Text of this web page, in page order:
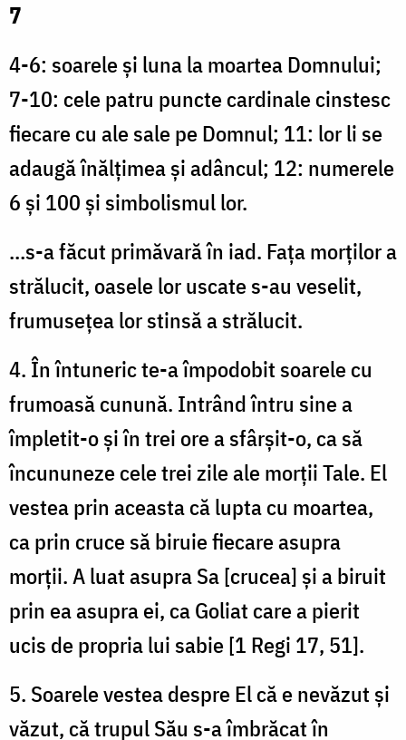
7
4-6: soarele și luna la moartea Domnului;
7-10: cele patru puncte cardinale cinstesc
fiecare cu ale sale pe Domnul; 11: lor li se
adaugă înălțimea și adâncul; 12: numerele
6 și 100 și simbolismul lor.
…s-a făcut primăvară în iad. Fața morților a
strălucit, oasele lor uscate s-au veselit,
frumusețea lor stinsă a strălucit.
4. În întuneric te-a împodobit soarele cu
frumoasă cunună. Intrând întru sine a
împletit-o și în trei ore a sfârșit-o, ca să
încununeze cele trei zile ale morții Tale. El
vestea prin aceasta că lupta cu moartea,
ca prin cruce să biruie fiecare asupra
morții. A luat asupra Sa [crucea] și a biruit
prin ea asupra ei, ca Goliat care a pierit
ucis de propria lui sabie [1 Regi 17, 51].
5. Soarele vestea despre El că e nevăzut și
văzut, că trupul Său s-a îmbrăcat în